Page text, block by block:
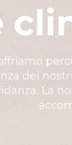
dei
La